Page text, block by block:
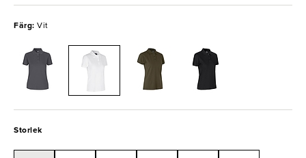
Färg: Vit
Storlek